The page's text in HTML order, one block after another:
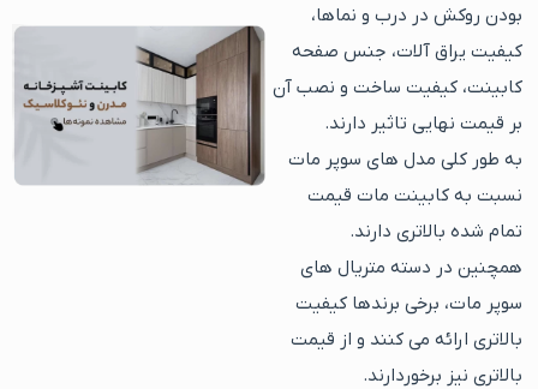
بودن روکش در درب و نماها،
کیفیت یراق آلات، جنس صفحه
کابینت، کیفیت ساخت و نصب آن
بر قیمت نهایی تاثیر دارند.
به طور کلی مدل های سوپر مات
نسبت به کابینت مات قیمت
تمام شده بالاتری دارند.
همچنین در دسته متریال های
سوپر مات، برخی برندها کیفیت
بالاتری ارائه می کنند و از قیمت
بالاتری نیز برخوردارند.